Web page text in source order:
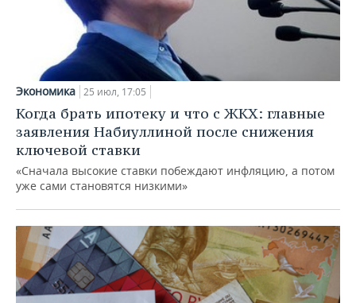
Экономика 25 июл, 17:05
Когда брать ипотеку и что с ЖКХ: главные
заявления Набиуллиной после снижения
ключевой ставки
«Сначала высокие ставки побеждают инфляцию, а потом
уже сами становятся низкими»